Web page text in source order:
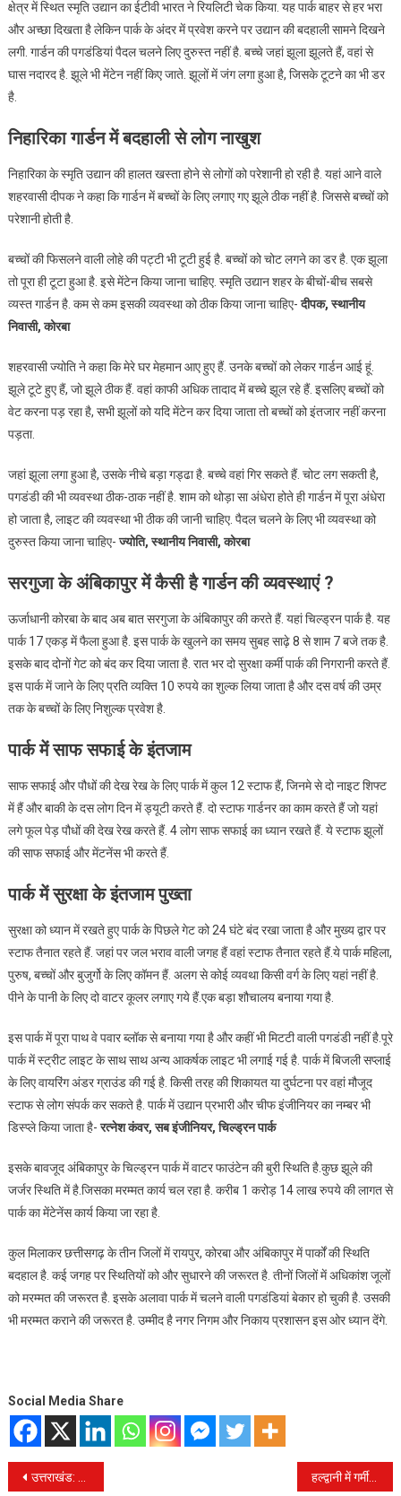
क्षेत्र में स्थित स्मृति उद्यान का ईटीवी भारत ने रियलिटी चेक किया. यह पार्क बाहर से हर भरा
और अच्छा दिखता है लेकिन पार्क के अंदर में प्रवेश करने पर उद्यान की बदहाली सामने दिखने
लगी. गार्डन की पगडंडियां पैदल चलने लिए दुरुस्त नहीं है. बच्चे जहां झूला झूलते हैं, वहां से
घास नदारद है. झूले भी मेंटेन नहीं किए जाते. झूलों में जंग लगा हुआ है, जिसके टूटने का भी डर
है.
निहारिका गार्डन में बदहाली से लोग नाखुश
निहारिका के स्मृति उद्यान की हालत खस्ता होने से लोगों को परेशानी हो रही है. यहां आने वाले
शहरवासी दीपक ने कहा कि गार्डन में बच्चों के लिए लगाए गए झूले ठीक नहीं है. जिससे बच्चों को
परेशानी होती है.
बच्चों की फिसलने वाली लोहे की पट्टी भी टूटी हुई है. बच्चों को चोट लगने का डर है. एक झूला
तो पूरा ही टूटा हुआ है. इसे मेंटेन किया जाना चाहिए. स्मृति उद्यान शहर के बीचों-बीच सबसे
व्यस्त गार्डन है. कम से कम इसकी व्यवस्था को ठीक किया जाना चाहिए-दीपक, स्थानीय
निवासी, कोरबा
शहरवासी ज्योति ने कहा कि मेरे घर मेहमान आए हुए हैं. उनके बच्चों को लेकर गार्डन आई हूं.
झूले टूटे हुए हैं, जो झूले ठीक हैं. वहां काफी अधिक तादाद में बच्चे झूल रहे हैं. इसलिए बच्चों को
वेट करना पड़ रहा है, सभी झूलों को यदि मेंटेन कर दिया जाता तो बच्चों को इंतजार नहीं करना
पड़ता.
जहां झूला लगा हुआ है, उसके नीचे बड़ा गड्ढा है. बच्चे वहां गिर सकते हैं. चोट लग सकती है,
पगडंडी की भी व्यवस्था ठीक-ठाक नहीं है. शाम को थोड़ा सा अंधेरा होते ही गार्डन में पूरा अंधेरा
हो जाता है, लाइट की व्यवस्था भी ठीक की जानी चाहिए. पैदल चलने के लिए भी व्यवस्था को
दुरुस्त किया जाना चाहिए-ज्योति, स्थानीय निवासी, कोरबा
सरगुजा के अंबिकापुर में कैसी है गार्डन की व्यवस्थाएं ?
ऊर्जाधानी कोरबा के बाद अब बात सरगुजा के अंबिकापुर की करते हैं. यहां चिल्ड्रन पार्क है. यह
पार्क 17 एकड़ में फैला हुआ है. इस पार्क के खुलने का समय सुबह साढ़े 8 से शाम 7 बजे तक है.
इसके बाद दोनों गेट को बंद कर दिया जाता है. रात भर दो सुरक्षा कर्मी पार्क की निगरानी करते हैं.
इस पार्क में जाने के लिए प्रति व्यक्ति 10 रुपये का शुल्क लिया जाता है और दस वर्ष की उम्र
तक के बच्चों के लिए निशुल्क प्रवेश है.
पार्क में साफ सफाई के इंतजाम
साफ सफाई और पौधों की देख रेख के लिए पार्क में कुल 12 स्टाफ हैं, जिनमे से दो नाइट शिफ्ट
में हैं और बाकी के दस लोग दिन में ड्यूटी करते हैं. दो स्टाफ गार्डनर का काम करते हैं जो यहां
लगे फूल पेड़ पौधों की देख रेख करते हैं. 4 लोग साफ सफाई का ध्यान रखते हैं. ये स्टाफ झूलों
की साफ सफाई और मेंटनेंस भी करते हैं.
पार्क में सुरक्षा के इंतजाम पुख्ता
सुरक्षा को ध्यान में रखते हुए पार्क के पिछले गेट को 24 घंटे बंद रखा जाता है और मुख्य द्वार पर
स्टाफ तैनात रहते हैं. जहां पर जल भराव वाली जगह हैं वहां स्टाफ तैनात रहते हैं.ये पार्क महिला,
पुरुष, बच्चों और बुजुर्गो के लिए कॉमन हैं. अलग से कोई व्यवथा किसी वर्ग के लिए यहां नहीं है.
पीने के पानी के लिए दो वाटर कूलर लगाए गये हैं.एक बड़ा शौचालय बनाया गया है.
इस पार्क में पूरा पाथ वे पवार ब्लॉक से बनाया गया है और कहीं भी मिटटी वाली पगडंडी नहीं है.पूरे
पार्क में स्ट्रीट लाइट के साथ साथ अन्य आकर्षक लाइट भी लगाई गई है. पार्क में बिजली सप्लाई
के लिए वायरिंग अंडर ग्राउंड की गई है. किसी तरह की शिकायत या दुर्घटना पर वहां मौजूद
स्टाफ से लोग संपर्क कर सकते है. पार्क में उद्यान प्रभारी और चीफ इंजीनियर का नम्बर भी
डिस्प्ले किया जाता है-रत्नेश कंवर, सब इंजीनियर, चिल्ड्रन पार्क
इसके बावजूद अंबिकापुर के चिल्ड्रन पार्क में वाटर फाउंटेन की बुरी स्थिति है.कुछ झूले की
जर्जर स्थिति में है.जिसका मरम्मत कार्य चल रहा है. करीब 1 करोड़ 14 लाख रुपये की लागत से
पार्क का मेंटेनेंस कार्य किया जा रहा है.
कुल मिलाकर छत्तीसगढ़ के तीन जिलों में रायपुर, कोरबा और अंबिकापुर में पार्कों की स्थिति
बदहाल है. कई जगह पर स्थितियों को और सुधारने की जरूरत है. तीनों जिलों में अधिकांश जूलों
को मरम्मत की जरूरत है. इसके अलावा पार्क में चलने वाली पगडंडियां बेकार हो चुकी है. उसकी
भी मरम्मत कराने की जरूरत है. उम्मीद है नगर निगम और निकाय प्रशासन इस ओर ध्यान देंगे.
Social Media Share
Post
उत्तराखंड: मुख्यमंत्री आवास में नियुक्ति पत्र वितरण समारोह, 88 आंगनबाड़ी कार्यकर्ताओं को मिली पदोन्नति हल्द्वानी में गर्मी बढ़ते ही गहराने लगा पेयजल संकट, जल संस्थान तैयार कर रहा नई योजनाएं